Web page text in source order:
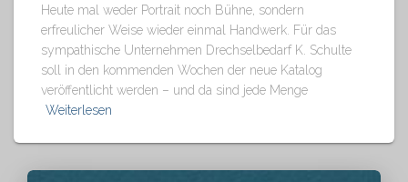
Heute mal weder Portrait noch Bühne, sondern
erfreulicher Weise wieder einmal Handwerk. Für das
sympathische Unternehmen Drechselbedarf K. Schulte
soll in den kommenden Wochen der neue Katalog
veröffentlicht werden – und da sind jede Menge
Weiterlesen